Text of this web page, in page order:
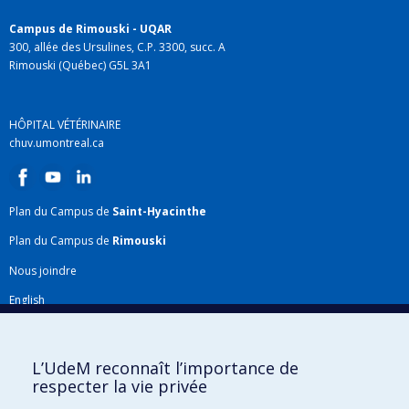
Campus de Rimouski - UQAR
300, allée des Ursulines, C.P. 3300, succ. A
Rimouski (Québec) G5L 3A1
HÔPITAL VÉTÉRINAIRE
chuv.umontreal.ca
Plan du Campus de Saint-Hyacinthe
Plan du Campus de Rimouski
Nous joindre
English
Plan du site
Accessibilité
L’UdeM reconnaît l’importance de
respecter la vie privée